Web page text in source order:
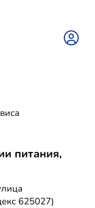
питания,
625027)